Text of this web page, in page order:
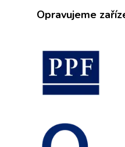
Opravujeme